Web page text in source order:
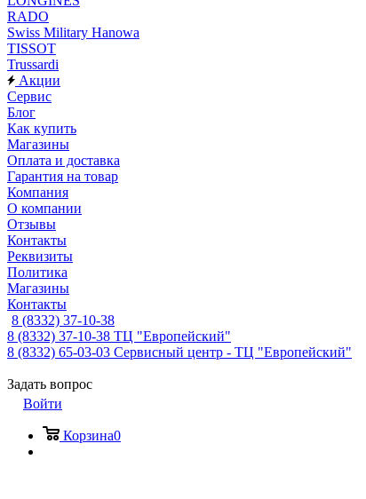
RADO
Swiss Military Hanowa
TISSOT
Trussardi
Акции
Сервис
Блог
Как купить
Магазины
Оплата и доставка
Гарантия на товар
Компания
О компании
Отзывы
Контакты
Реквизиты
Политика
Магазины
Контакты
8 (8332) 37-10-38
8 (8332) 37-10-38 ТЦ "Европейский"
8 (8332) 65-03-03 Сервисный центр - ТЦ "Европейский"
Задать вопрос
Войти
Корзина0